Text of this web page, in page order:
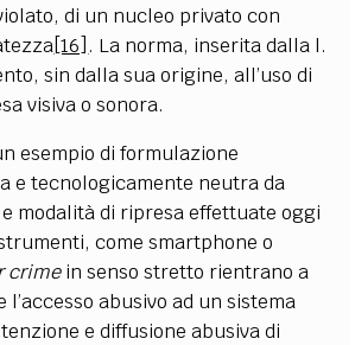
di un nucleo privato con
[16] . La norma, inserita dalla l.
sin dalla sua origine, all’uso di
visiva o sonora.
esempio di formulazione
e tecnologicamente neutra da
modalità di ripresa effettuate oggi
come smartphone o
crimein senso stretto rientrano a
abusivo ad un sistema
e diffusione abusiva di